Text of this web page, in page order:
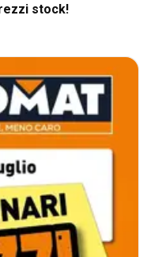
stock!